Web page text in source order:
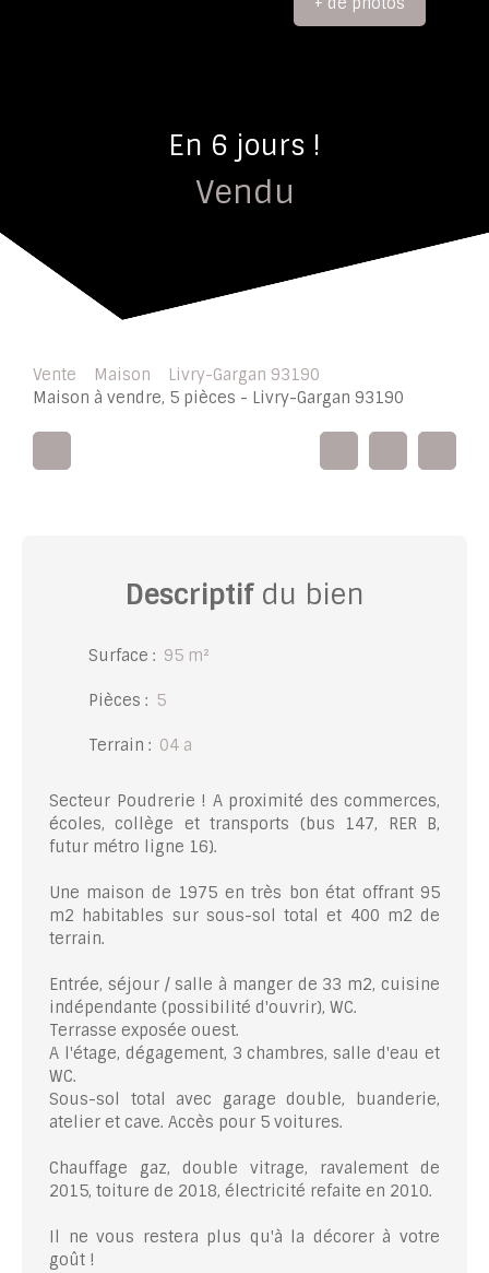
En 6 jours !
Vendu
Vente Maison
Livry-Gargan 93190
Maison à vendre, 5 pièces - Livry-Gargan 93190
Descriptifdu bien
Surface : 95 m²
Pièces : 5
Terrain : 04 a
Secteur Poudrerie ! A proximité des commerces,
écoles, collège et transports (bus 147, RER B,
futur métro ligne 16).
Une maison de 1975 en très bon état offrant 95
m2 habitables sur sous-sol total et 400 m2 de
terrain.
Entrée, séjour / salle à manger de 33 m2, cuisine
indépendante (possibilité d'ouvrir), WC.
Terrasse exposée ouest.
A l'étage, dégagement, 3 chambres, salle d'eau et
WC.
Sous-sol total avec garage double, buanderie,
atelier et cave. Accès pour 5 voitures.
Chauffage gaz, double vitrage, ravalement de
2015, toiture de 2018, électricité refaite en 2010.
Il ne vous restera plus qu'à la décorer à votre
goût !